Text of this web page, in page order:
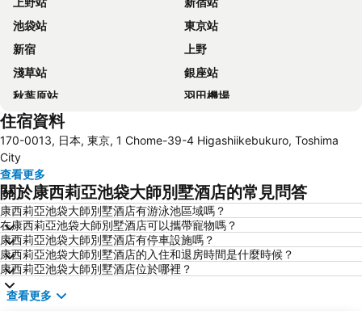
池袋站
東京站
新宿
上野
淺草站
銀座站
秋葉原站
羽田機場
品川站
錦系釘站
橫濱車站
東京迪士尼
日本橋站
Shibuya
Haneda Airport International Terminal Station
淺草寺
赤坂站
東京巨蛋城
六本木車站
原宿站
羽田機場 東京國際機場
住宿資料
170-0013, 日本, 東京, 1 Chome-39-4 Higashiikebukuro, Toshima
City
查看更多
關於康西莉亞池袋大師別墅酒店的常見問答
康西莉亞池袋大師別墅酒店有游泳池區域嗎？
在康西莉亞池袋大師別墅酒店可以攜帶寵物嗎？
康西莉亞池袋大師別墅酒店有停車設施嗎？
康西莉亞池袋大師別墅酒店的入住和退房時間是什麼時候？
康西莉亞池袋大師別墅酒店位於哪裡？
查看更多